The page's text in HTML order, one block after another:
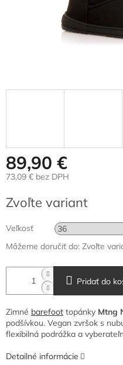
89,90 €
73,09 € bez DPH
cena:
Zvoľte variant
Veľkosť
Môžeme doručiť do: Zvoľte
Pridať do
Zimné barefoot topánky Mtng
podšívkou. Vegan zvršok s
flexibilná podrážka a
Detailné informácie